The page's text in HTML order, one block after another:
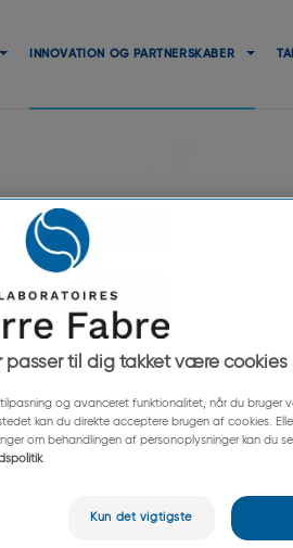
INNOVATION OG PARTNERSKABER
passer til dig takket være cookies
og avanceret funktionalitet, når du bruger
kan du direkte acceptere brugen af cookies.
om behandlingen af personoplysninger kan du
Kun det vigtigste